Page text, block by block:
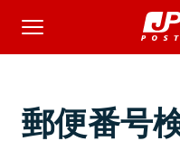
郵便番号